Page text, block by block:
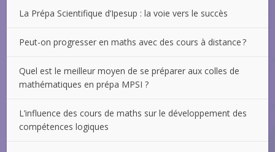
La Prépa Scientifique d’Ipesup : la voie vers le succès
Peut-on progresser en maths avec des cours à distance ?
Quel est le meilleur moyen de se préparer aux colles de
mathématiques en prépa MPSI ?
L’influence des cours de maths sur le développement des
compétences logiques